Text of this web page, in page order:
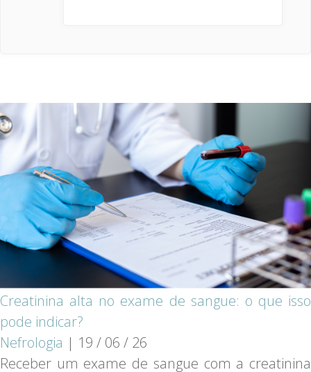
Creatinina alta no exame de sangue: o que isso
pode indicar?
Nefrologia | 19 / 06 / 26
Receber um exame de sangue com a creatinina